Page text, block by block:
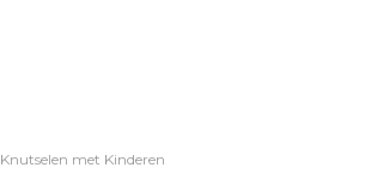
Knutselen met Kinderen